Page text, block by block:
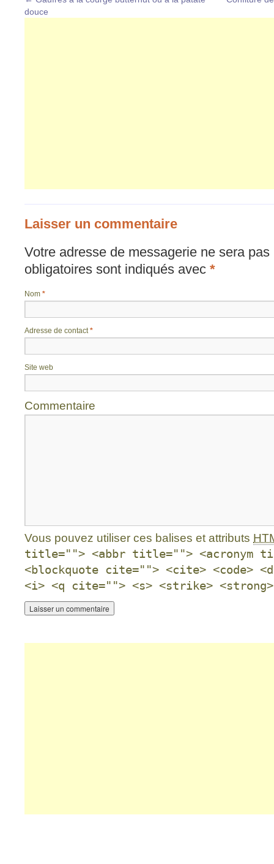
douce
Laisser un commentaire
Votre adresse de messagerie ne sera pas
obligatoires sont indiqués avec *
Nom *
Adresse de contact*
Site web
Commentaire
Vous pouvez utiliser ces balises et attributs
title=""> <abbr title=""> <acronym
<blockquote cite=""> <cite> <code>
<i> <q cite=""> <s> <strike> <strong>